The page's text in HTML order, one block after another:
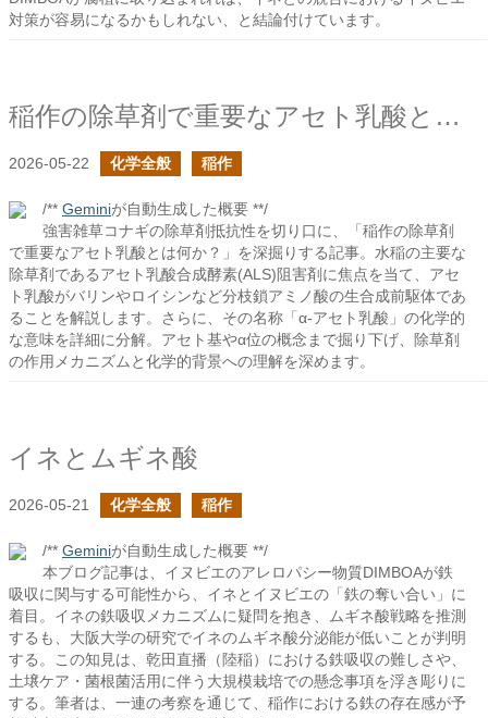
対策が容易になるかもしれない、と結論付けています。
稲作の除草剤で重要なアセト乳酸とは何か？
2026-05-22 化学全般 稲作
/** Geminiが自動生成した概要 **/
強害雑草コナギの除草剤抵抗性を切り口に、「稲作の除草剤
で重要なアセト乳酸とは何か？」を深掘りする記事。水稲の主要な
除草剤であるアセト乳酸合成酵素(ALS)阻害剤に焦点を当て、アセ
ト乳酸がバリンやロイシンなど分枝鎖アミノ酸の生合成前駆体であ
ることを解説します。さらに、その名称「α-アセト乳酸」の化学的
な意味を詳細に分解。アセト基やα位の概念まで掘り下げ、除草剤
の作用メカニズムと化学的背景への理解を深めます。
イネとムギネ酸
2026-05-21 化学全般 稲作
/** Geminiが自動生成した概要 **/
本ブログ記事は、イヌビエのアレロパシー物質DIMBOAが鉄
吸収に関与する可能性から、イネとイヌビエの「鉄の奪い合い」に
着目。イネの鉄吸収メカニズムに疑問を抱き、ムギネ酸戦略を推測
するも、大阪大学の研究でイネのムギネ酸分泌能が低いことが判明
する。この知見は、乾田直播（陸稲）における鉄吸収の難しさや、
土壌ケア・菌根菌活用に伴う大規模栽培での懸念事項を浮き彫りに
する。筆者は、一連の考察を通じて、稲作における鉄の存在感が予